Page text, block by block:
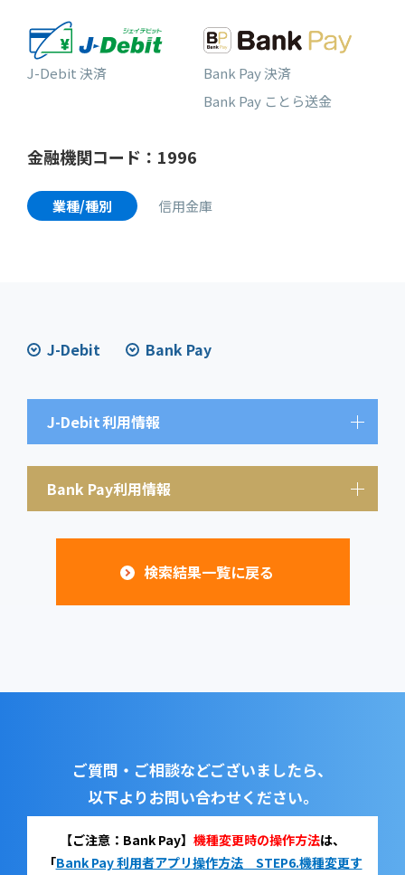
J-Debit 決済
Bank Pay 決済
Bank Pay ことら送金
金融機関コード：1996
業種/種別 信用金庫
J-Debit Bank Pay
J-Debit利用情報
Bank Pay利用情報
検索結果一覧に戻る
ご質問・ご相談などございましたら、
以下よりお問い合わせください。
【ご注意：Bank Pay】 機種変更時の操作方法は、
「Bank Pay 利用者アプリ操作方法 STEP6.機種変更す